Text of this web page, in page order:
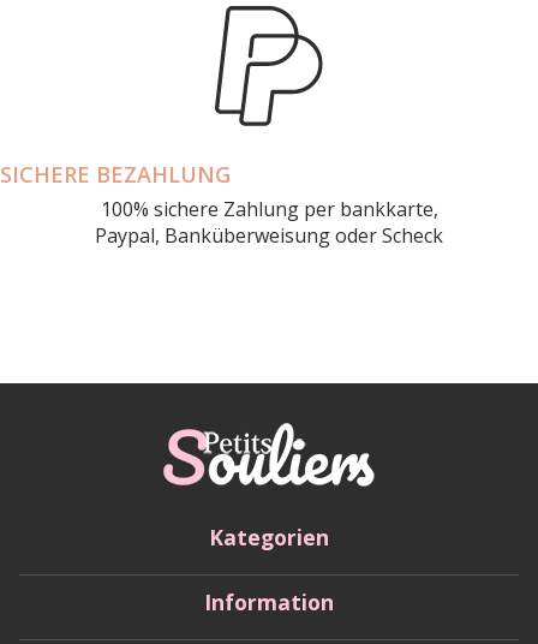
SICHERE BEZAHLUNG
100% sichere Zahlung per bankkarte,
Paypal, Banküberweisung oder Scheck
Kategorien
Information